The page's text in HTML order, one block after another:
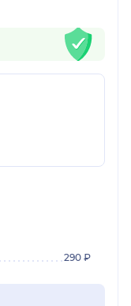
290 ₽